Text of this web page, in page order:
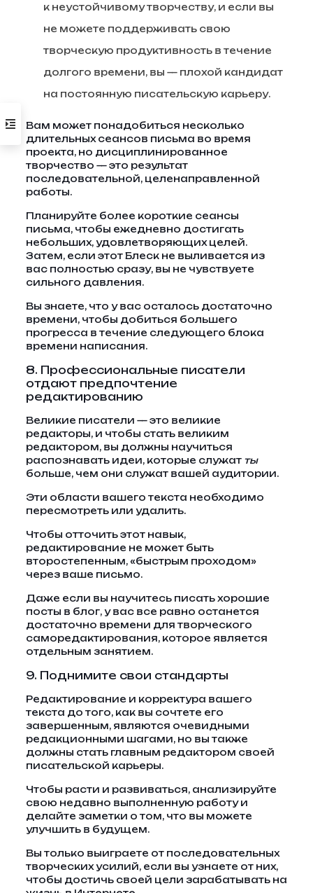
к неустойчивому творчеству, и если вы
не можете поддерживать свою
творческую продуктивность в течение
долгого времени, вы — плохой кандидат
на постоянную писательскую карьеру.
Вам может понадобиться несколько
длительных сеансов письма во время
проекта, но дисциплинированное
творчество — это результат
последовательной, целенаправленной
работы.
Планируйте более короткие сеансы
письма, чтобы ежедневно достигать
небольших, удовлетворяющих целей.
Затем, если этот Блеск не выливается из
вас полностью сразу, вы не чувствуете
сильного давления.
Вы знаете, что у вас осталось достаточно
времени, чтобы добиться большего
прогресса в течение следующего блока
времени написания.
8. Профессиональные писатели
отдают предпочтение
редактированию
Великие писатели — это великие
редакторы, и чтобы стать великим
редактором, вы должны научиться
распознавать идеи, которые служат ты
больше, чем они служат вашей аудитории.
Эти области вашего текста необходимо
пересмотреть или удалить.
Чтобы отточить этот навык,
редактирование не может быть
второстепенным, «быстрым проходом»
через ваше письмо.
Даже если вы научитесь писать хорошие
посты в блог, у вас все равно останется
достаточно времени для творческого
саморедактирования, которое является
отдельным занятием.
9. Поднимите свои стандарты
Редактирование и корректура вашего
текста до того, как вы сочтете его
завершенным, являются очевидными
редакционными шагами, но вы также
должны стать главным редактором своей
писательской карьеры.
Чтобы расти и развиваться, анализируйте
свою недавно выполненную работу и
делайте заметки о том, что вы можете
улучшить в будущем.
Вы только выиграете от последовательных
творческих усилий, если вы узнаете от них,
чтобы достичь своей цели зарабатывать на